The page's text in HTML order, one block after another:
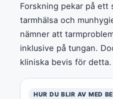
Forskning pekar på ett
tarmhälsa och
nämner att
inklusive på tungan.
kliniska bevis för detta.
HUR DU BLIR AV MED